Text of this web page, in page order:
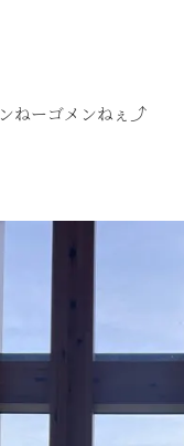
ねーゴメンねぇ⤴